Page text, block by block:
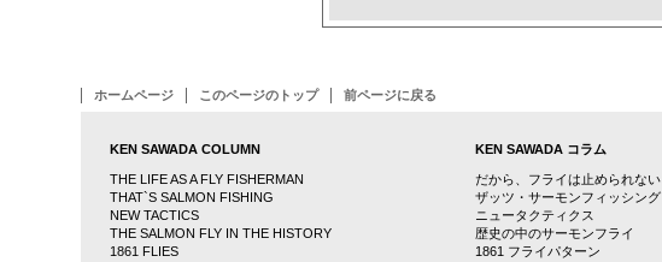
ホームページ このページのトップ 前ページに戻る
KEN SAWADA COLUMN
THE LIFE AS A FLY FISHERMAN
THAT`S SALMON FISHING
NEW TACTICS
THE SALMON FLY IN THE HISTORY
1861 FLIES
KEN SAWADA コラム
だから、フライは止められない
ザッツ・サーモンフィッシング
ニュータクティクス
歴史の中のサーモンフライ
1861 フライパターン